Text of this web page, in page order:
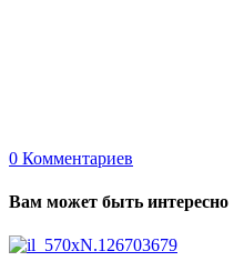
0 Комментариев
Вам может быть интересно